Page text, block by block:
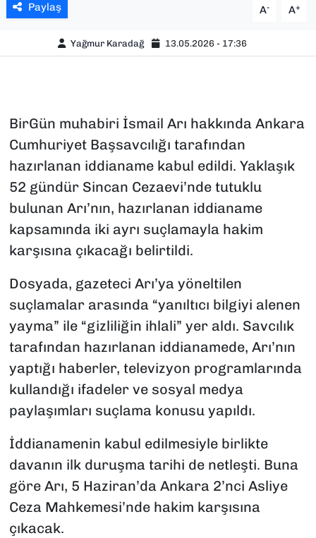
Paylaş A- A+
Yağmur Karadağ 13.05.2026 - 17:36
BirGün muhabiri İsmail Arı hakkında Ankara
Cumhuriyet Başsavcılığı tarafından
hazırlanan iddianame kabul edildi. Yaklaşık
52 gündür Sincan Cezaevi’nde tutuklu
bulunan Arı’nın, hazırlanan iddianame
kapsamında iki ayrı suçlamayla hakim
karşısına çıkacağı belirtildi.
Dosyada, gazeteci Arı’ya yöneltilen
suçlamalar arasında “yanıltıcı bilgiyi alenen
yayma” ile “gizliliğin ihlali” yer aldı. Savcılık
tarafından hazırlanan iddianamede, Arı’nın
yaptığı haberler, televizyon programlarında
kullandığı ifadeler ve sosyal medya
paylaşımları suçlama konusu yapıldı.
İddianamenin kabul edilmesiyle birlikte
davanın ilk duruşma tarihi de netleşti. Buna
göre Arı, 5 Haziran’da Ankara 2’nci Asliye
Ceza Mahkemesi’nde hakim karşısına
çıkacak.